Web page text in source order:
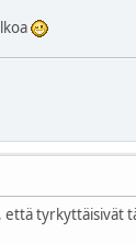
että tyrkyttäisivät